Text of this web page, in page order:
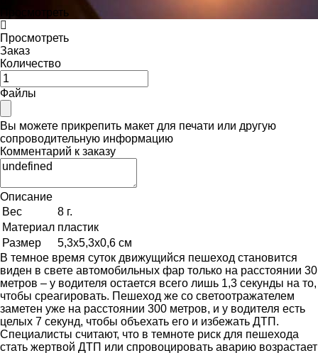
Просмотреть
Просмотреть
Заказ
Количество
Файлы
Вы можете прикрепить макет для печати или другую
сопроводительную информацию
Комментарий к заказу
Описание
Вес
8 г.
Материал пластик
Размер
5,3х5,3х0,6 см
В темное время суток движущийся пешеход становится
виден в свете автомобильных фар только на расстоянии 30
метров – у водителя остается всего лишь 1,3 секунды на то,
чтобы среагировать. Пешеход же со светоотражателем
заметен уже на расстоянии 300 метров, и у водителя есть
целых 7 секунд, чтобы объехать его и избежать ДТП.
Специалисты считают, что в темноте риск для пешехода
стать жертвой ДТП или спровоцировать аварию возрастает